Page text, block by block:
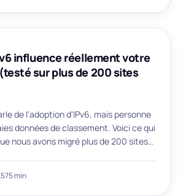
influence réellement votre
sur plus de 200 sites
de l'adoption d'IPv6, mais personne
données de classement. Voici ce qui
nous avons migré plus de 200 sites
min